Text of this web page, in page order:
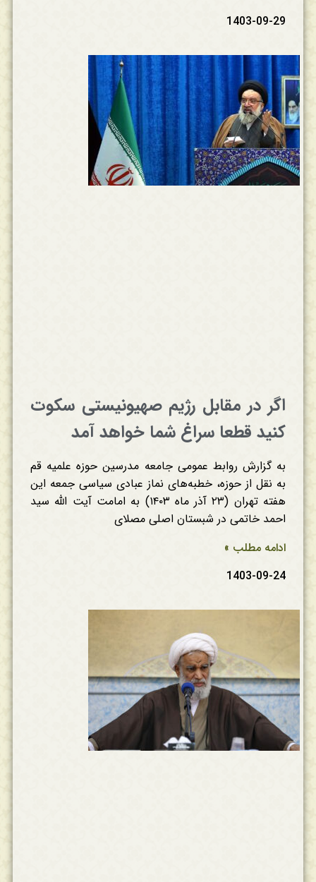
1403-09-29
اگر در مقابل رژیم صهیونیستی سکوت
کنید قطعا سراغ شما خواهد آمد
به گزارش روابط عمومی جامعه مدرسین حوزه علمیه قم
به نقل از حوزه، خطبه‌های نماز عبادی سیاسی جمعه این
هفته تهران (۲۳ آذر ماه ۱۴۰۳) به امامت آیت الله سید
احمد خاتمی در شبستان اصلی مصلای
ادامه مطلب »
1403-09-24